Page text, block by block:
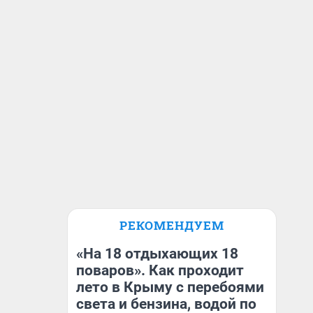
РЕКОМЕНДУЕМ
«На 18 отдыхающих 18
поваров». Как проходит
лето в Крыму с перебоями
света и бензина, водой по